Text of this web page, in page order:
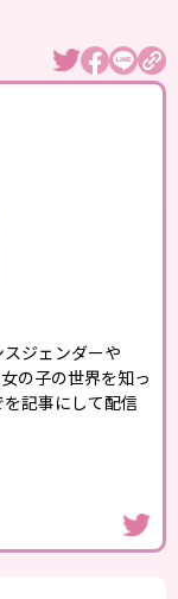
ジェンダーや
の子の世界を知っ
記事にして配信